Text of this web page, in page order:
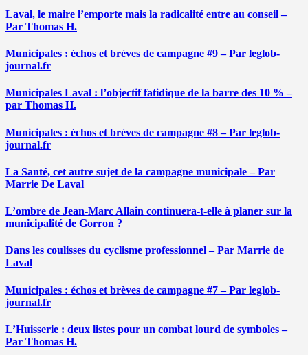
Laval, le maire l’emporte mais la radicalité entre au conseil –
Par Thomas H.
Municipales : échos et brèves de campagne #9 – Par leglob-
journal.fr
Municipales Laval : l’objectif fatidique de la barre des 10 % –
par Thomas H.
Municipales : échos et brèves de campagne #8 – Par leglob-
journal.fr
La Santé, cet autre sujet de la campagne municipale – Par
Marrie De Laval
L’ombre de Jean-Marc Allain continuera-t-elle à planer sur la
municipalité de Gorron ?
Dans les coulisses du cyclisme professionnel – Par Marrie de
Laval
Municipales : échos et brèves de campagne #7 – Par leglob-
journal.fr
L’Huisserie : deux listes pour un combat lourd de symboles –
Par Thomas H.